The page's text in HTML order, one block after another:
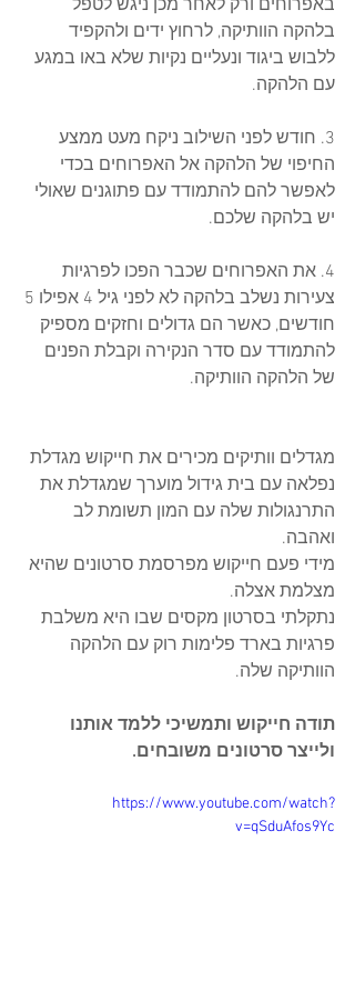
באפרוחים ורק לאחר מכן ניגש לטפל
בלהקה הוותיקה, לרחוץ ידים ולהקפיד
ללבוש ביגוד ונעליים נקיות שלא באו במגע
עם הלהקה.
3. חודש לפני השילוב ניקח מעט ממצע
החיפוי של הלהקה אל האפרוחים בכדי
לאפשר להם להתמודד עם פתוגנים שאולי
יש בלהקה שלכם.
4. את האפרוחים שכבר הפכו לפרגיות
חודשים, כאשר הם גדולים וחזקים מספיק
להתמודד עם סדר הנקירה וקבלת הפנים
של הלהקה הוותיקה.
מגדלים וותיקים מכירים את חייקוש מגדלת
נפלאה עם בית גידול מוערך שמגדלת את
התרנגולות שלה עם המון תשומת לב
ואהבה.
מידי פעם חייקוש מפרסמת סרטונים שהיא
מצלמת אצלה.
נתקלתי בסרטון מקסים שבו היא משלבת
פרגיות בארד פלימות רוק עם הלהקה
הוותיקה שלה.
תודה חייקוש ותמשיכי ללמד אותנו
ולייצר סרטונים משובחים.
https://www.youtube.com/watch?
v=qSduAfos9Yc